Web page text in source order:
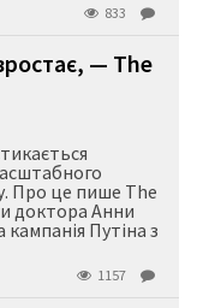
833
— The
Про це пише The
доктора Анни
Путіна з
1157